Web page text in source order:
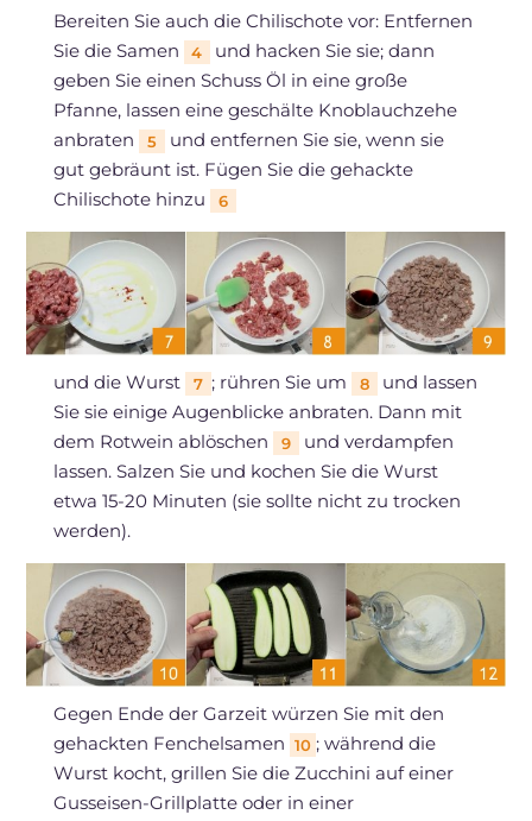
Bereiten Sie auch die Chilischote vor: Entfernen
Sie die Samen
4
und hacken Sie sie; dann
geben Sie einen Schuss Öl in eine große
Pfanne, lassen eine geschälte Knoblauchzehe
anbraten
5
und entfernen Sie sie, wenn sie
gut gebräunt ist. Fügen Sie die gehackte
Chilischote hinzu
6
und die Wurst 7 ; rühren Sie um 8
und lassen
Sie sie einige Augenblicke anbraten. Dann mit
dem Rotwein ablöschen
9
und verdampfen
lassen. Salzen Sie und kochen Sie die Wurst
etwa 15-20 Minuten (sie sollte nicht zu trocken
werden).
Gegen Ende der Garzeit würzen Sie mit den
gehackten Fenchelsamen 10 ; während die
Wurst kocht, grillen Sie die Zucchini auf einer
Gusseisen-Grillplatte oder in einer